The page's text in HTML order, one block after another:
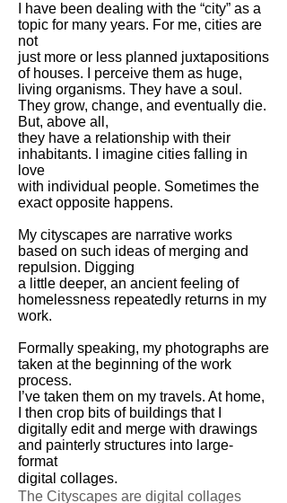
I have been dealing with the “city” as a
topic for many years. For me, cities are
not
just more or less planned juxtapositions
of houses. I perceive them as huge,
living organisms. They have a soul.
They grow, change, and eventually die.
But, above all,
they have a relationship with their
inhabitants. I imagine cities falling in
love
with individual people. Sometimes the
exact opposite happens.
My cityscapes are narrative works
based on such ideas of merging and
repulsion. Digging
a little deeper, an ancient feeling of
homelessness repeatedly returns in my
work.
Formally speaking, my photographs are
taken at the beginning of the work
process.
I’ve taken them on my travels. At home,
I then crop bits of buildings that I
digitally edit and merge with drawings
and painterly structures into large-
format
digital collages.
The Cityscapes are digital collages